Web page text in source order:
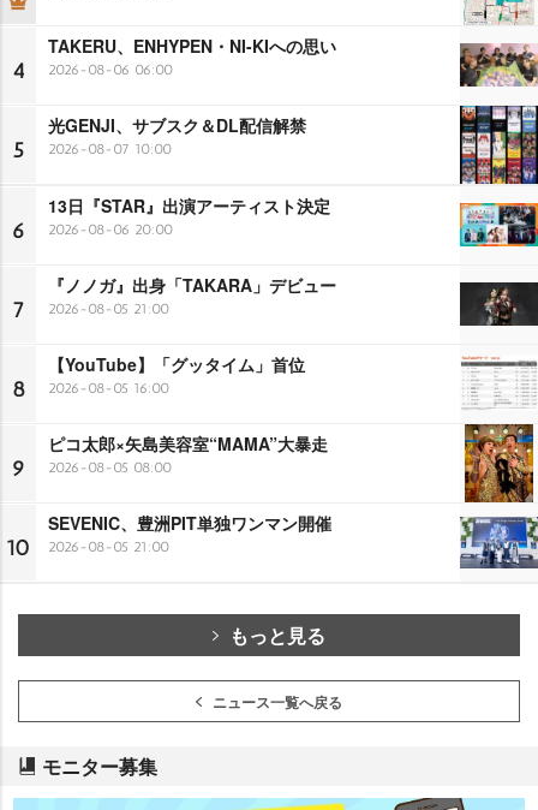
4
TAKERU、ENHYPEN・NI-KIへの思い
2026-08-06 06:00
5
光GENJI、サブスク＆DL配信解禁
2026-08-07 10:00
6
13日『STAR』出演アーティスト決定
2026-08-06 20:00
7
『ノノガ』出身「TAKARA」デビュー
2026-08-05 21:00
8
【YouTube】「グッタイム」首位
2026-08-05 16:00
9
ピコ太郎×矢島美容室“MAMA”大暴走
2026-08-05 08:00
10
SEVENIC、豊洲PIT単独ワンマン開催
2026-08-05 21:00
もっと見る
ニュース一覧へ戻る
モニター募集